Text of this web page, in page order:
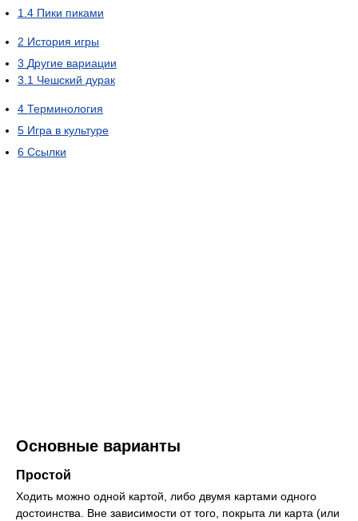
1.4 Пики пиками
2 История игры
3 Другие вариации
3.1 Чешский дурак
4 Терминология
5 Игра в культуре
6 Ссылки
Основные варианты
Простой
Ходить можно одной картой, либо двумя картами одного
достоинства. Вне зависимости от того, покрыта ли карта (или